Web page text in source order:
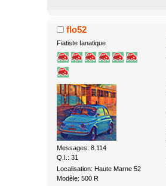
flo52
Fiatiste fanatique
Messages: 8.114
Q.I.: 31
Localisation: Haute Marne 52
Modèle: 500 R